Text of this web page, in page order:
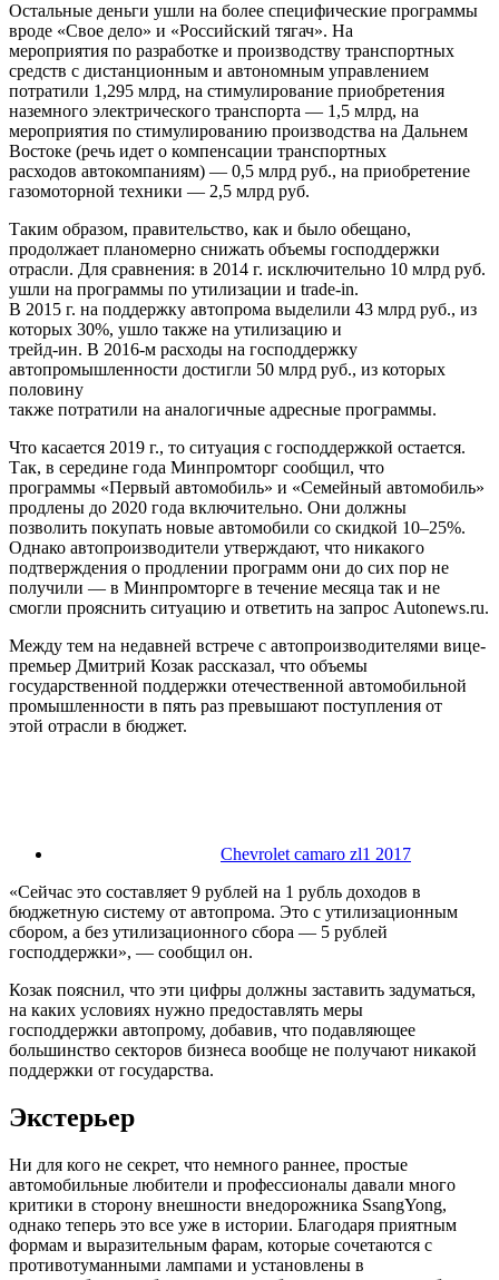
Остальные деньги ушли на более специфические программы
вроде «Свое дело» и «Российский тягач». На
мероприятия по разработке и производству транспортных
средств с дистанционным и автономным управлением
потратили 1,295 млрд, на стимулирование приобретения
наземного электрического транспорта — 1,5 млрд, на
мероприятия по стимулированию производства на Дальнем
Востоке (речь идет о компенсации транспортных
расходов автокомпаниям) — 0,5 млрд руб., на приобретение
газомоторной техники — 2,5 млрд руб.
Таким образом, правительство, как и было обещано,
продолжает планомерно снижать объемы господдержки
отрасли. Для сравнения: в 2014 г. исключительно 10 млрд руб.
ушли на программы по утилизации и trade-in.
В 2015 г. на поддержку автопрома выделили 43 млрд руб., из
которых 30%, ушло также на утилизацию и
трейд-ин. В 2016-м расходы на господдержку
автопромышленности достигли 50 млрд руб., из которых
половину
также потратили на аналогичные адресные программы.
Что касается 2019 г., то ситуация с господдержкой остается.
Так, в середине года Минпромторг сообщил, что
программы «Первый автомобиль» и «Семейный автомобиль»
продлены до 2020 года включительно. Они должны
позволить покупать новые автомобили со скидкой 10–25%.
Однако автопроизводители утверждают, что никакого
подтверждения о продлении программ они до сих пор не
получили — в Минпромторге в течение месяца так и не
смогли прояснить ситуацию и ответить на запрос Autonews.ru.
Между тем на недавней встрече с автопроизводителями вице-
премьер Дмитрий Козак рассказал, что объемы
государственной поддержки отечественной автомобильной
промышленности в пять раз превышают поступления от
этой отрасли в бюджет.
Chevrolet camaro zl1 2017
«Сейчас это составляет 9 рублей на 1 рубль доходов в
бюджетную систему от автопрома. Это с утилизационным
сбором, а без утилизационного сбора — 5 рублей
господдержки», — сообщил он.
Козак пояснил, что эти цифры должны заставить задуматься,
на каких условиях нужно предоставлять меры
господдержки автопрому, добавив, что подавляющее
большинство секторов бизнеса вообще не получают никакой
поддержки от государства.
Экстерьер
Ни для кого не секрет, что немного раннее, простые
автомобильные любители и профессионалы давали много
критики в сторону внешности внедорожника SsangYong,
однако теперь это все уже в истории. Благодаря приятным
формам и выразительным фарам, которые сочетаются с
противотуманными лампами и установлены в